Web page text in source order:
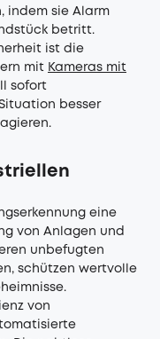
indem sie Alarm
betritt.
ist die
mit Kameras mit
sofort
besser
eine
von Anlagen und
unbefugten
schützen wertvolle
von